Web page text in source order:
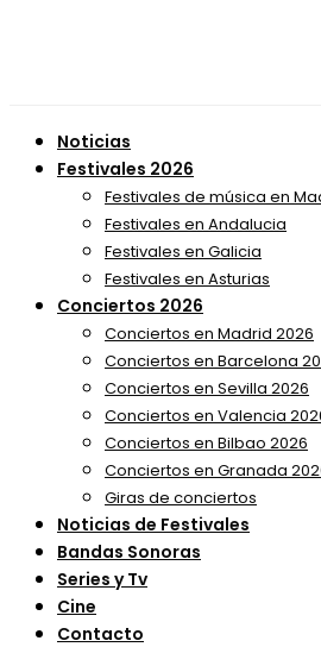
Noticias
Festivales 2026
Festivales de música en
Festivales en Andalucia
Festivales en Galicia
Festivales en Asturias
Conciertos 2026
Conciertos en Madrid 2026
Conciertos en Barcelona
Conciertos en Sevilla 2026
Conciertos en Valencia
Conciertos en Bilbao 2026
Conciertos en Granada
Giras de conciertos
Noticias de Festivales
Bandas Sonoras
Series y Tv
Cine
Contacto